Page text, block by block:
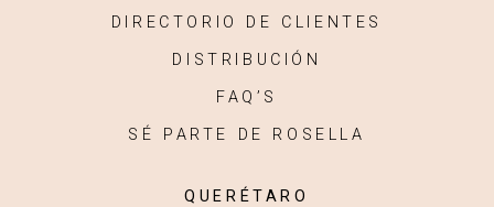
DIRECTORIO DE CLIENTES
DISTRIBUCIÓN
FAQ’S
SÉ PARTE DE ROSELLA
QUERÉTARO